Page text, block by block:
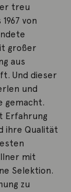
treu
von
großer
aus
Und dieser
und
gemacht.
Erfahrung
ihre Qualität
mit
Selektion.
zu